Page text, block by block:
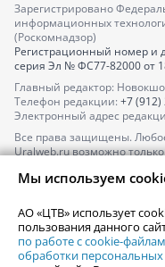
Зарегистрировано
информационных
(Роскомнадзор)
Регистрационный номер и
серия Эл № ФС77-82000от
Главный редактор:
Телефон редакции: +7 (912)
Электронный адрес
Все права защищены.
Uralweb.ru возможно
По вопросам размещения
По вопросам размещения
afisha@uralweb.ru
Пользовательское
Мы используем
АО «ЦТВ» использует
пользования данного
по работе с cookie-
обработки